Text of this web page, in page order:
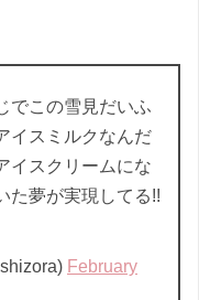
でこの雪見だいふ
イスミルクなんだ
イスクリームにな
た夢が実現してる!!
February